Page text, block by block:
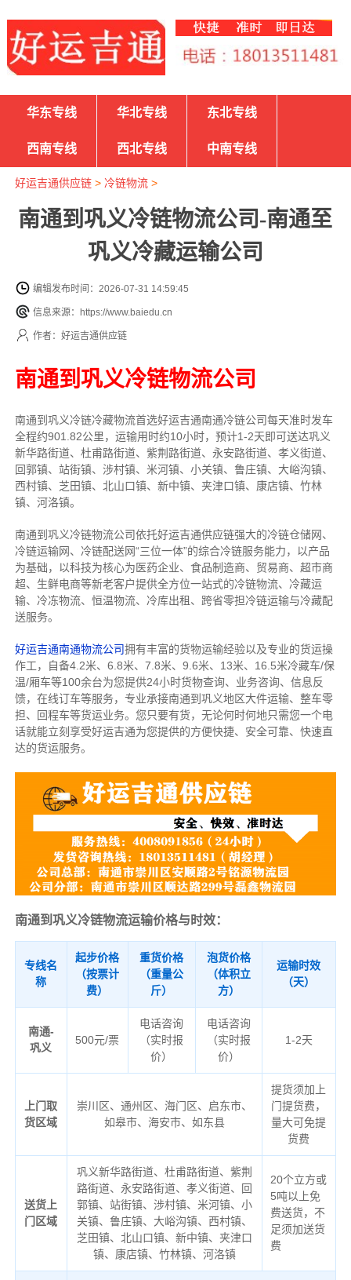
华东专线 华北专线 东北专线
西南专线 西北专线 中南专线
好运吉通供应链> 冷链物流>
南通到巩义冷链物流公司-南通至
巩义冷藏运输公司
编辑发布时间：2026-07-31 14:59:45
信息来源：https://www.baiedu.cn
作者：好运吉通供应链
南通到巩义冷链物流公司
南通到巩义冷链冷藏物流首选好运吉通南通冷链公司每天准时发车
全程约901.82公里，运输用时约10小时，预计1-2天即可送达巩义
新华路街道、杜甫路街道、紫荆路街道、永安路街道、孝义街道、
回郭镇、站街镇、涉村镇、米河镇、小关镇、鲁庄镇、大峪沟镇、
西村镇、芝田镇、北山口镇、新中镇、夹津口镇、康店镇、竹林
镇、河洛镇。
南通到巩义冷链物流公司依托好运吉通供应链强大的冷链仓储网、
冷链运输网、冷链配送网“三位一体”的综合冷链服务能力，以产品
为基础，以科技为核心为医药企业、食品制造商、贸易商、超市商
超、生鲜电商等新老客户提供全方位一站式的冷链物流、冷藏运
输、冷冻物流、恒温物流、冷库出租、跨省零担冷链运输与冷藏配
送服务。
好运吉通南通物流公司拥有丰富的货物运输经验以及专业的货运操
作工，自备4.2米、6.8米、7.8米、9.6米、13米、16.5米冷藏车/保
温/厢车等100余台为您提供24小时货物查询、业务咨询、信息反
馈，在线订车等服务， 专业承接南通到巩义地区大件运输、整车零
担、回程车等货运业务。 您只要有货，无论何时何地只需您一个电
话就能立刻享受好运吉通为您提供的方便快捷、安全可靠、快速直
达的货运服务。
南通到巩义冷链物流运输价格与时效：
专线名
称
起步价格
（按票计
费）
重货价格
（重量公
斤）
泡货价格
（体积立
方）
运输时效
（天）
南通-
巩义
500元/票
电话咨询
（实时报
价）
电话咨询
（实时报
价）
1-2天
上门取
货区域
崇川区、通州区、海门区、启东市、
如皋市、海安市、如东县
提货须加上
门提货费，
量大可免提
货费
送货上
门区域
巩义新华路街道、杜甫路街道、紫荆
路街道、永安路街道、孝义街道、回
郭镇、站街镇、涉村镇、米河镇、小
关镇、鲁庄镇、大峪沟镇、西村镇、
芝田镇、北山口镇、新中镇、夹津口
镇、康店镇、竹林镇、河洛镇
20个立方或
5吨以上免
费送货，不
足须加送货
费